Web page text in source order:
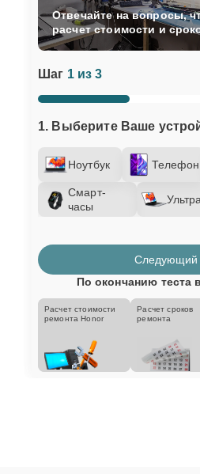
Шаг 1 из 3
1. Выберите Ваше
Ноутбук Телефон
Смарт-
часы
Отвечайте на вопросы,
расчет стоимости и
Следующий
По окончанию теста
Расчет стоимости
ремонта Honor
Расчет сроков
ремонта